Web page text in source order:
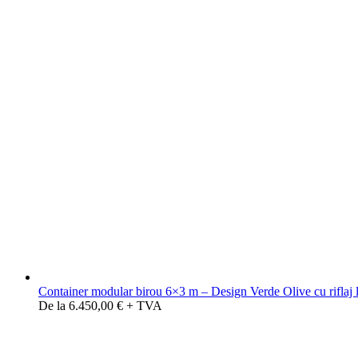
Container modular birou 6×3 m – Design Verde Olive cu riflaj
De la 6.450,00 € + TVA